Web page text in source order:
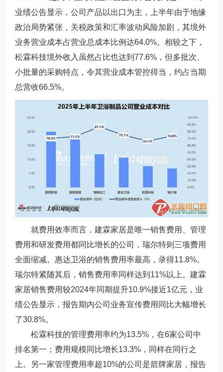
业绩公告显示，公司产品以出口为主，上半年由于地缘
政治局势紧张，关税政策和汇率波动风险加剧，其境外
业务营业成本占营业总成本比例达64.0%。相较之下，
松霖科技境外收入虽然占比也达到77.6%，但多批次、
小批量的采购特点，令其营业成本管控得当，约占当期
总营收66.5%。
就费用效率而言，建霖家居是唯一销售费用、管理
费用和研发费用都同比增长的公司，瑞尔特则三项费用
全面缩减。惠达卫浴的销售费用率最高，录得11.8%。
瑞尔特紧随其后，销售费用率同样达到11%以上。建霖
家居销售费用较2024年同期提升10.9%接近1亿元，业
绩公告显示，报告期内公司业务宣传费用同比大幅增长
了30.8%。
松霖科技的管理费用率约为13.5%，在6家公司中
排名第一；费用规模同比增长13.3%，同样在同行之
上。另一家管理费用率超10%的公司是箭牌家居，报告